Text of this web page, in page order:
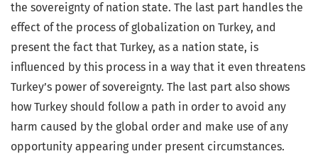
the sovereignty of nation state. The last part handles the
effect of the process of globalization on Turkey, and
present the fact that Turkey, as a nation state, is
influenced by this process in a way that it even threatens
Turkey’s power of sovereignty. The last part also shows
how Turkey should follow a path in order to avoid any
harm caused by the global order and make use of any
opportunity appearing under present circumstances.